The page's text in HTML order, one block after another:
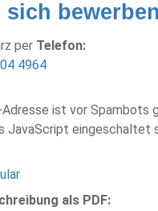
sich
per Telefon:
4964
Adresse ist vor Spambots
JavaScript eingeschaltet
als PDF: